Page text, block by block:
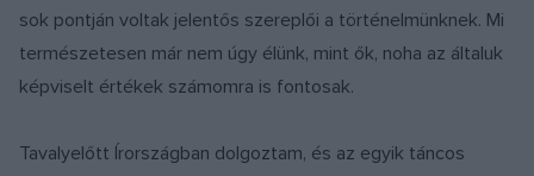
sok pontján voltak jelentős szereplői a történelmünknek. Mi
természetesen már nem úgy élünk, mint ők, noha az általuk
képviselt értékek számomra is fontosak.
Tavalyelőtt Írországban dolgoztam, és az egyik táncos